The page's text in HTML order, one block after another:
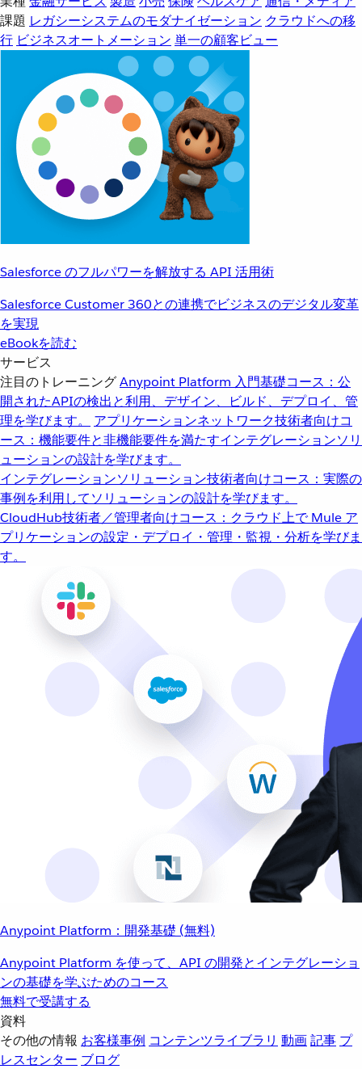
課題 レガシーシステムのモダナイゼーション クラウドへの移
行 ビジネスオートメーション 単一の顧客ビュー
Salesforce のフルパワーを解放する API 活用術
Salesforce Customer 360との連携でビジネスのデジタル変革
を実現
eBookを読む
サービス
注目のトレーニングAnypoint Platform 入門基礎コース：公
開されたAPIの検出と利用、デザイン、ビルド、デプロイ、管
理を学びます。
アプリケーションネットワーク技術者向けコ
ース：機能要件と非機能要件を満たすインテグレーションソリ
ューションの設計を学びます。
インテグレーションソリューション技術者向けコース：実際の
事例を利用してソリューションの設計を学びます。
CloudHub技術者／管理者向けコース：クラウド上で Mule ア
プリケーションの設定・デプロイ・管理・監視・分析を学びま
す。
Anypoint Platform：開発基礎 (無料)
Anypoint Platform を使って、API の開発とインテグレーショ
ンの基礎を学ぶためのコース
無料で受講する
資料
その他の情報 お客様事例 コンテンツライブラリ 動画記事 プ
レスセンター ブログ